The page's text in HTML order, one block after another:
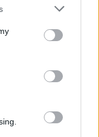
και οι
στη
του κρατήρα 18
επιβεβαίωση